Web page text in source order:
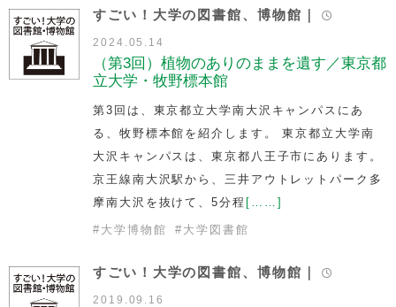
すごい！大学の図書館、博物館｜
2024.05.14
（第3回）植物のありのままを遺す／東京都
立大学・牧野標本館
第3回は、東京都立大学南大沢キャンパスにあ
る、牧野標本館を紹介します。 東京都立大学南
大沢キャンパスは、東京都八王子市にあります。
京王線南大沢駅から、三井アウトレットパーク多
摩南大沢を抜けて、5分程 [……]
# 大学博物館 # 大学図書館
すごい！大学の図書館、博物館｜
2019.09.16